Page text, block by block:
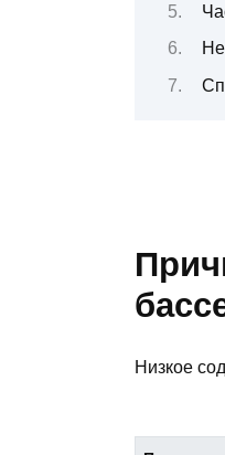
Низкое